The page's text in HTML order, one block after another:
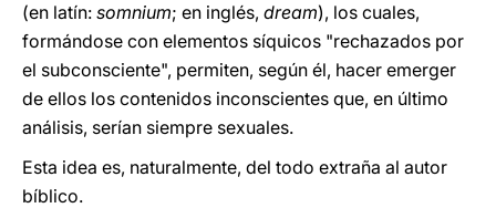
(en latín: somnium; en inglés, dream), los cuales,
formándose con elementos síquicos "rechazados por
el subconsciente", permiten, según él, hacer emerger
de ellos los contenidos inconscientes que, en último
análisis, serían siempre sexuales.
Esta idea es, naturalmente, del todo extraña al autor
bíblico.